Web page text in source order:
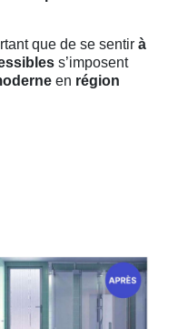
que de se sentir à
s’imposent
en région